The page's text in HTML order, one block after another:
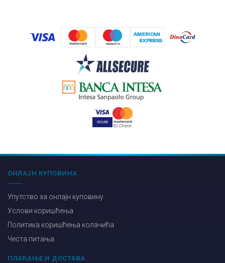
ОНЛАЈН КУПОВИНА
Упутство за онлајн куповину
Услови коришћења
Политика коришћења колачића
Честа питања
ПЛАЋАЊЕ И ДОСТАВА